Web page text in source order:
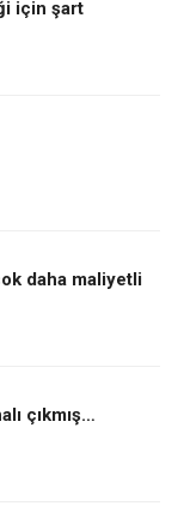
için şart
daha maliyetli
çıkmış…